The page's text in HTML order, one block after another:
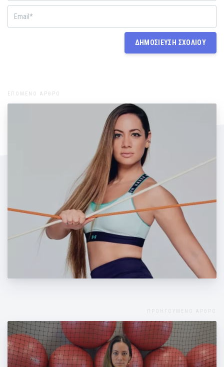
ΕΠΟΜΕΝΟ ΑΡΘΡΟ
Μάντη Περσάκη: Τα δικά της μυστικά για
ένα υγιές και αρμονικό σώμα
ΠΡΟΗΓΟΥΜΕΝΟ ΑΡΘΡΟ